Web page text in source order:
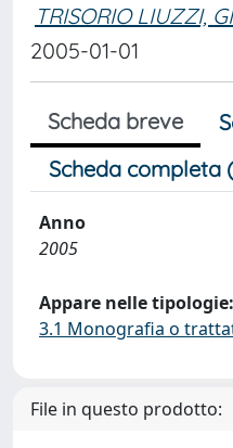
TRISORIO LIUZZI,
2005-01-01
Scheda breve
Scheda completa
Anno
2005
Appare nelle tipologie:
3.1 Monografia o
File in questo prodotto: